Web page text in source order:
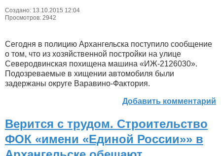
Создано: 13.10.2015 12:04
Просмотров: 2942
Сегодня в полицию Архангельска поступило сообщение
о том, что из хозяйственной постройки на улице
Северодвинская похищена машина «ИЖ-2126030».
Подозреваемые в хищении автомобиля были
задержаны округе Варавино-Фактория.
Добавить комментарий
Верится с трудом. Строительство
ФОК «имени «Единой России»» в